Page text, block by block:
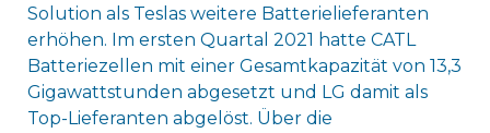
Solution als Teslas weitere Batterielieferanten
erhöhen. Im ersten Quartal 2021 hatte CATL
Batteriezellen mit einer Gesamtkapazität von 13,3
Gigawattstunden abgesetzt und LG damit als
Top-Lieferanten abgelöst. Über die